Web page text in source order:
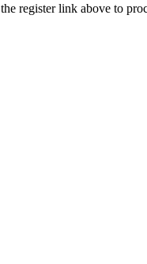
register link above to